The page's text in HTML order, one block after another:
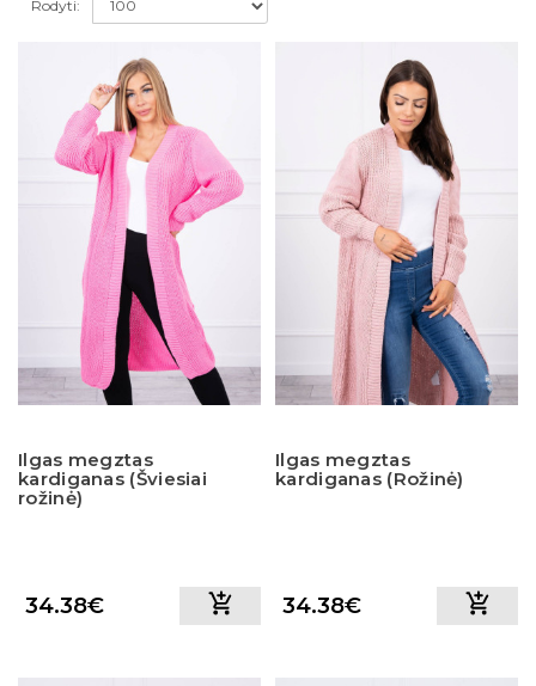
Rodyti:
Ilgas megztas
kardiganas (Šviesiai
rožinė)
34.38€
Ilgas megztas
kardiganas (Rožinė)
34.38€